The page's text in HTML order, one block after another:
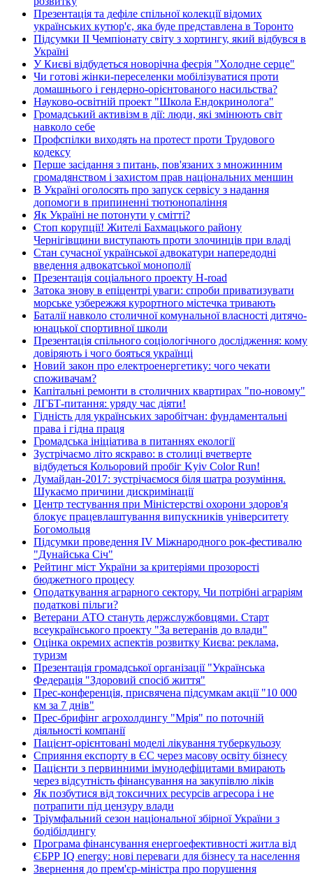
Презентація та дефіле спільної колекції відомих
українських кутюр'є, яка буде представлена в Торонто
Підсумки ІІ Чемпіонату світу з хортингу, який відбувся в
Україні
У Києві відбудеться новорічна феєрія "Холодне серце"
Чи готові жінки-переселенки мобілізуватися проти
домашнього і гендерно-орієнтованого насильства?
Науково-освітній проект "Школа Ендокринолога"
Громадський активізм в дії: люди, які змінюють світ
навколо себе
Профспілки виходять на протест проти Трудового
кодексу
Перше засідання з питань, пов'язаних з множинним
громадянством і захистом прав національних меншин
В Україні оголосять про запуск сервісу з надання
допомоги в припиненні тютюнопаління
Як Україні не потонути у смітті?
Стоп корупції! Жителі Бахмацького району
Чернігівщини виступають проти злочинців при владі
Стан сучасної української адвокатури напередодні
введення адвокатської монополії
Презентація соціального проекту H-road
Затока знову в епіцентрі уваги: спроби приватизувати
морське узбережжя курортного містечка тривають
Баталії навколо столичної комунальної власності дитячо-
юнацької спортивної школи
Презентація спільного соціологічного дослідження: кому
довіряють і чого бояться українці
Новий закон про електроенергетику: чого чекати
споживачам?
Капітальні ремонти в столичних квартирах "по-новому"
ЛГБТ-питання: уряду час діяти!
Гідність для українських заробітчан: фундаментальні
права і гідна праця
Громадська ініціатива в питаннях екології
Зустрічаємо літо яскраво: в столиці вчетверте
відбудеться Кольоровий пробіг Kyiv Color Run!
Думайдан-2017: зустрічаємося біля шатра розуміння.
Шукаємо причини дискримінації
Центр тестування при Міністерстві охорони здоров'я
блокує працевлаштування випускників університету
Богомольця
Підсумки проведення IV Міжнародного рок-фестивалю
"Дунайська Січ"
Рейтинг міст України за критеріями прозорості
бюджетного процесу
Оподаткування аграрного сектору. Чи потрібні аграріям
податкові пільги?
Ветерани АТО стануть держслужбовцями. Старт
всеукраїнського проекту "За ветеранів до влади"
Оцінка окремих аспектів розвитку Києва: реклама,
туризм
Презентація громадської організації "Українська
Федерація "Здоровий спосіб життя"
Прес-конференція, присвячена підсумкам акції "10 000
км за 7 днів"
Прес-брифінг агрохолдингу "Мрія" по поточній
діяльності компанії
Пацієнт-орієнтовані моделі лікування туберкульозу
Сприяння експорту в ЄС через масову освіту бізнесу
Пацієнти з первинними імунодефіцитами вмирають
через відсутність фінансування на закупівлю ліків
Як позбутися від токсичних ресурсів агресора і не
потрапити під цензуру влади
Тріумфальний сезон національної збірної України з
бодібілдингу
Програма фінансування енергоефективності житла від
ЄБРР IQ energy: нові переваги для бізнесу та населення
Звернення до прем'єр-міністра про порушення